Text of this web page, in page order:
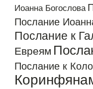
Иоанна Богослова
Послание
Послание к
Евреям
Послание к